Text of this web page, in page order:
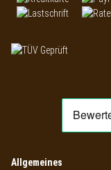
Allgemeines